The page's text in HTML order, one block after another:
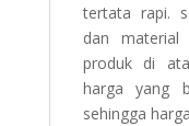
tertata rapi.
dan material
produk di
harga yang
sehingga harga